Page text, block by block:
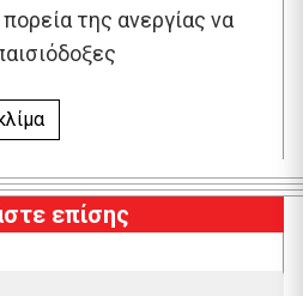
της ανεργίας να
επίσης